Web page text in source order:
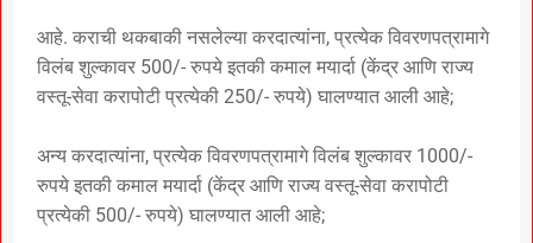
आहे. कराची थकबाकी नसलेल्या करदात्यांना, प्रत्येक विवरणपत्रामागे
विलंब शुल्कावर 500/- रुपये इतकी कमाल मयार्दा (केंद्र आणि राज्य
वस्तू-सेवा करापोटी प्रत्येकी 250/- रुपये) घालण्यात आली आहे;
अन्य करदात्यांना, प्रत्येक विवरणपत्रामागे विलंब शुल्कावर 1000/-
रुपये इतकी कमाल मयार्दा (केंद्र आणि राज्य वस्तू-सेवा करापोटी
प्रत्येकी 500/- रुपये) घालण्यात आली आहे;